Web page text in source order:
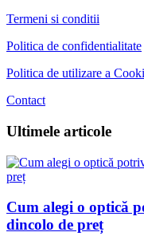
Termeni si conditii
Politica de confidentialitate
Politica de utilizare a
Contact
Ultimele articole
Cum alegi o optică
dincolo de preț